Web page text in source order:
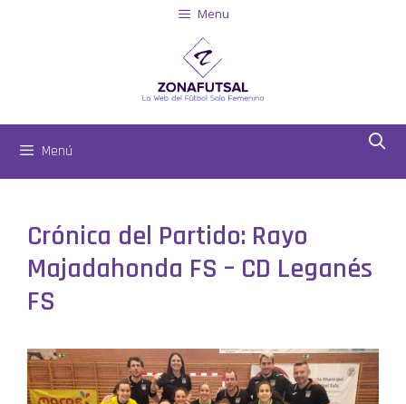
Menu
Menú
Crónica del Partido: Rayo
Majadahonda FS – CD Leganés
FS